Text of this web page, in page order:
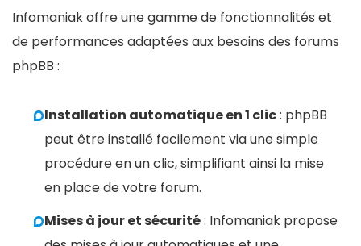
Infomaniak offre une gamme de fonctionnalités et
de performances adaptées aux besoins des forums
phpBB :
Installation automatique en 1 clic: phpBB
peut être installé facilement via une simple
procédure en un clic, simplifiant ainsi la mise
en place de votre forum.
Mises à jour et sécurité: Infomaniak propose